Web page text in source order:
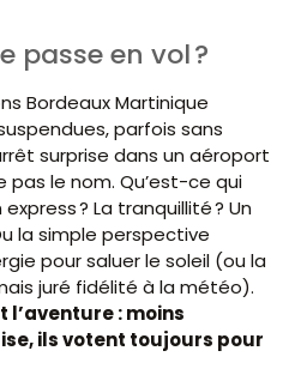
passe en vol ?
Bordeaux Martinique
parfois sans
surprise dans un aéroport
le nom. Qu’est-ce qui
? La tranquillité ? Un
la simple perspective
pour saluer le soleil (ou la
juré fidélité à la météo).
l’aventure : moins
ils votent toujours pour